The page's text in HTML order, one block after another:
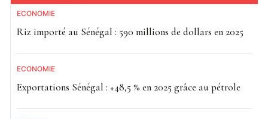
ECONOMIE
Riz importé au Sénégal : 590 millions de dollars en 2025
ECONOMIE
Exportations Sénégal : +48,5 % en 2025 grâce au pétrole